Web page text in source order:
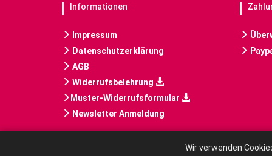
Informationen
Impressum
Datenschutzerklärung
AGB
Widerrufsbelehrung
Muster-Widerrufsformular
Newsletter Anmeldung
Wir verwenden